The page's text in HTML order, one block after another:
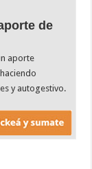
de
aporte
y autogestivo.